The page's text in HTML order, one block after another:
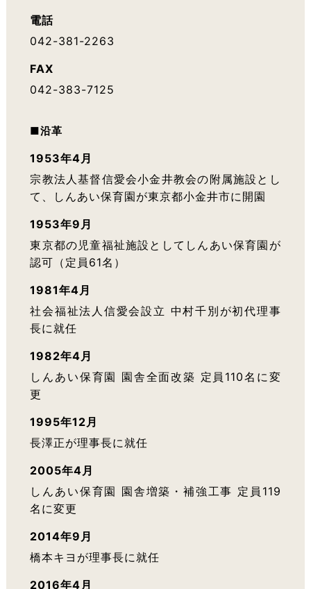
電話
042-381-2263
FAX
042-383-7125
■沿革
1953年4月
宗教法人基督信愛会小金井教会の附属施設とし
て、
しんあい保育園が東京都小金井市に開園
1953年9月
東京都の児童福祉施設としてしんあい保育園が
認可（定員61名）
1981年4月
社会福祉法人信愛会設立 中村千別が初代理事
長に就任
1982年4月
しんあい保育園 園舎全面改築 定員110名に変
更
1995年12月
長澤正が理事長に就任
2005年4月
しんあい保育園 園舎増築・補強工事 定員119
名に変更
2014年9月
橋本キヨが理事長に就任
2016年4月